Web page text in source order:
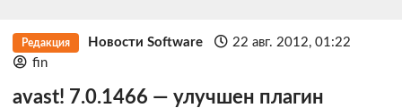
Редакция Новости Software
22 авг. 2012, 01:22
fin
avast! 7.0.1466 — улучшен плагин